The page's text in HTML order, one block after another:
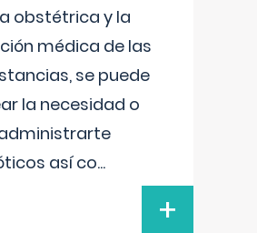
obstétrica y la
médica de las
se puede
la necesidad o
así co...
+